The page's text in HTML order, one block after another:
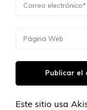
Este sitio usa